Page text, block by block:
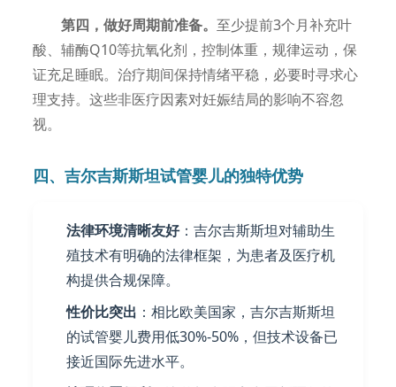
第四，做好周期前准备。 至少提前3个月补充叶
酸、辅酶Q10等抗氧化剂，控制体重，规律运动，保
证充足睡眠。治疗期间保持情绪平稳，必要时寻求心
理支持。这些非医疗因素对妊娠结局的影响不容忽
视。
四、吉尔吉斯斯坦试管婴儿的独特优势
法律环境清晰友好：吉尔吉斯斯坦对辅助生
殖技术有明确的法律框架，为患者及医疗机
构提供合规保障。
性价比突出 ：相比欧美国家，吉尔吉斯斯坦
的试管婴儿费用低30%-50%，但技术设备已
接近国际先进水平。